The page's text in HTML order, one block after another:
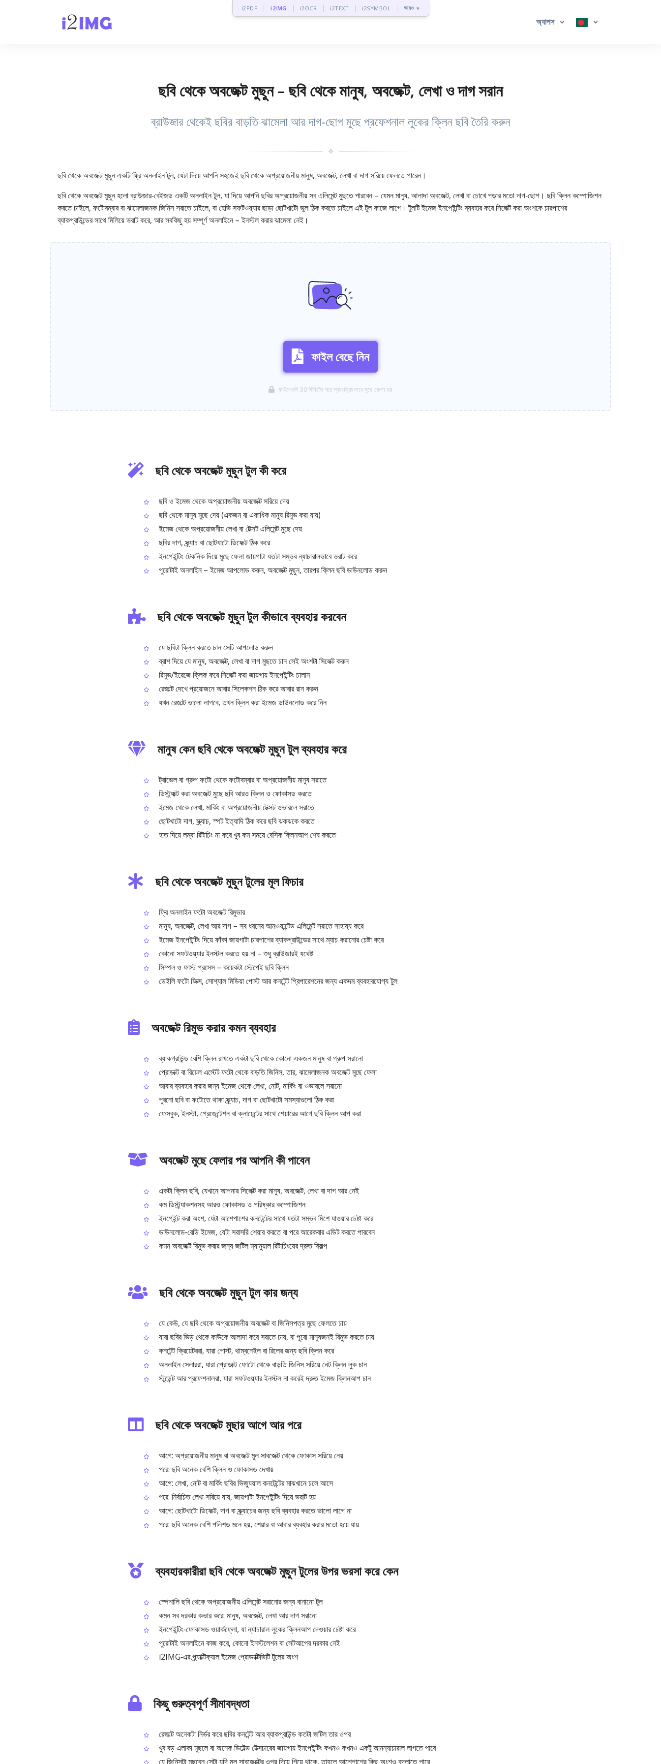
i2PDF i2IMG i2OCR i2TEXT i2SYMBOL আরও »
অ্যাপস
ছবি থেকে অবজেক্ট মুছুন – ছবি থেকে মানুষ, অবজেক্ট, লেখা ও দাগ সরান
ব্রাউজার থেকেই ছবির বাড়তি ঝামেলা আর দাগ‑ছোপ মুছে প্রফেশনাল লুকের ক্লিন ছবি তৈরি করুন
✧
ছবি থেকে অবজেক্ট মুছুন একটি ফ্রি অনলাইন টুল, যেটা দিয়ে আপনি সহজেই ছবি থেকে অপ্রয়োজনীয় মানুষ, অবজেক্ট, লেখা বা দাগ সরিয়ে ফেলতে পারেন।
ছবি থেকে অবজেক্ট মুছুন হলো ব্রাউজার‑বেইজড একটি অনলাইন টুল, যা দিয়ে আপনি ছবির অপ্রয়োজনীয় সব এলিমেন্ট মুছতে পারবেন – যেমন মানুষ, আলাদা অবজেক্ট, লেখা বা চোখে পড়ার মতো দাগ‑ছোপ। ছবি ক্লিন কম্পোজিশন
করতে চাইলে, ফটোবম্বার বা ঝামেলাজনক জিনিস সরাতে চাইলে, বা হেভি সফটওয়্যার ছাড়া ছোটখাটো ভুল ঠিক করতে চাইলে এই টুল কাজে লাগে। টুলটি ইমেজ ইনপেইন্টিং ব্যবহার করে সিলেক্ট করা অংশকে চারপাশের
ব্যাকগ্রাউন্ডের সাথে মিলিয়ে ভরাট করে, আর সবকিছু হয় সম্পূর্ণ অনলাইনে – ইনস্টল করার ঝামেলা নেই।
ফাইল বেছে নিন
ফাইলগুলি 30 মিনিটের পরে স্বয়ংক্রিয়ভাবে মুছে ফেলা হয়
ছবি থেকে অবজেক্ট মুছুন টুল কী করে
ছবি ও ইমেজ থেকে অপ্রয়োজনীয় অবজেক্ট সরিয়ে দেয়
ছবি থেকে মানুষ মুছে দেয় (একজন বা একাধিক মানুষ রিমুভ করা যায়)
ইমেজ থেকে অপ্রয়োজনীয় লেখা বা টেক্সট এলিমেন্ট মুছে দেয়
ছবির দাগ, স্ক্র্যাচ বা ছোটখাটো ডিফেক্ট ঠিক করে
ইনপেইন্টিং টেকনিক দিয়ে মুছে ফেলা জায়গাটা যতটা সম্ভব ন্যাচারালভাবে ভরাট করে
পুরোটাই অনলাইন – ইমেজ আপলোড করুন, অবজেক্ট মুছুন, তারপর ক্লিন ছবি ডাউনলোড করুন
ছবি থেকে অবজেক্ট মুছুন টুল কীভাবে ব্যবহার করবেন
যে ছবিটা ক্লিন করতে চান সেটি আপলোড করুন
ব্রাশ দিয়ে যে মানুষ, অবজেক্ট, লেখা বা দাগ মুছতে চান সেই অংশটা সিলেক্ট করুন
রিমুভ/ইরেজে ক্লিক করে সিলেক্ট করা জায়গায় ইনপেইন্টিং চালান
রেজাল্ট দেখে প্রয়োজনে আবার সিলেকশন ঠিক করে আবার রান করুন
যখন রেজাল্ট ভালো লাগবে, তখন ক্লিন করা ইমেজ ডাউনলোড করে নিন
মানুষ কেন ছবি থেকে অবজেক্ট মুছুন টুল ব্যবহার করে
ট্রাভেল বা গ্রুপ ফটো থেকে ফটোবম্বার বা অপ্রয়োজনীয় মানুষ সরাতে
ডিস্ট্র্যাক্ট করা অবজেক্ট মুছে ছবি আরও ক্লিন ও ফোকাসড করতে
ইমেজ থেকে লেখা, মার্কিং বা অপ্রয়োজনীয় টেক্সট ওভারলে সরাতে
ছোটখাটো দাগ, স্ক্র্যাচ, স্পট ইত্যাদি ঠিক করে ছবি ঝকঝকে করতে
হাত দিয়ে লম্বা রিটাচিং না করে খুব কম সময়ে বেসিক ক্লিনআপ শেষ করতে
ছবি থেকে অবজেক্ট মুছুন টুলের মূল ফিচার
ফ্রি অনলাইন ফটো অবজেক্ট রিমুভার
মানুষ, অবজেক্ট, লেখা আর দাগ – সব ধরনের আনওয়ান্টেড এলিমেন্ট সরাতে সাহায্য করে
ইমেজ ইনপেইন্টিং দিয়ে ফাঁকা জায়গাটা চারপাশের ব্যাকগ্রাউন্ডের সাথে ম্যাচ করানোর চেষ্টা করে
কোনো সফটওয়্যার ইনস্টল করতে হয় না – শুধু ব্রাউজারই যথেষ্ট
সিম্পল ও ফাস্ট প্রসেস – কয়েকটা স্টেপেই ছবি ক্লিন
ডেইলি ফটো ফিক্স, সোশ্যাল মিডিয়া পোস্ট আর কনটেন্ট প্রিপারেশনের জন্য একদম ব্যবহারযোগ্য টুল
অবজেক্ট রিমুভ করার কমন ব্যবহার
ব্যাকগ্রাউন্ড বেশি ক্লিন রাখতে একটা ছবি থেকে কোনো একজন মানুষ বা গ্রুপ সরানো
প্রোডাক্ট বা রিয়েল এস্টেট ফটো থেকে বাড়তি জিনিস, তার, ঝামেলাজনক অবজেক্ট মুছে ফেলা
আবার ব্যবহার করার জন্য ইমেজ থেকে লেখা, নোট, মার্কিং বা ওভারলে সরানো
পুরনো ছবি বা ফটোতে থাকা স্ক্র্যাচ, দাগ বা ছোটখাটো সমস্যাগুলো ঠিক করা
ফেসবুক, ইনস্টা, প্রেজেন্টেশন বা ক্লায়েন্টের সাথে শেয়ারের আগে ছবি ক্লিন আপ করা
অবজেক্ট মুছে ফেলার পর আপনি কী পাবেন
একটা ক্লিন ছবি, যেখানে আপনার সিলেক্ট করা মানুষ, অবজেক্ট, লেখা বা দাগ আর নেই
কম ডিস্ট্র্যাকশনসহ আরও ফোকাসড ও পরিষ্কার কম্পোজিশন
ইনপেইন্ট করা অংশ, যেটা আশেপাশের কনটেন্টের সাথে যতটা সম্ভব মিশে যাওয়ার চেষ্টা করে
ডাউনলোড‑রেডি ইমেজ, যেটা সরাসরি শেয়ার করতে বা পরে আরেকবার এডিট করতে পারবেন
কমন অবজেক্ট রিমুভ করার জন্য জটিল ম্যানুয়াল রিটাচিংয়ের দ্রুত বিকল্প
ছবি থেকে অবজেক্ট মুছুন টুল কার জন্য
যে কেউ, যে ছবি থেকে অপ্রয়োজনীয় অবজেক্ট বা জিনিসপত্র মুছে ফেলতে চায়
যারা ছবির ভিড় থেকে কাউকে আলাদা করে সরাতে চায়, বা পুরো মানুষজনই রিমুভ করতে চায়
কনটেন্ট ক্রিয়েটররা, যারা পোস্ট, থাম্বনেইল বা রিলের জন্য ছবি ক্লিন করে
অনলাইন সেলাররা, যারা প্রোডাক্ট ফোটো থেকে বাড়তি জিনিস সরিয়ে নেট ক্লিন লুক চান
স্টুডেন্ট আর প্রফেশনালরা, যারা সফটওয়্যার ইনস্টল না করেই দ্রুত ইমেজ ক্লিনআপ চান
ছবি থেকে অবজেক্ট মুছার আগে আর পরে
আগে: অপ্রয়োজনীয় মানুষ বা অবজেক্ট মূল সাবজেক্ট থেকে ফোকাস সরিয়ে নেয়
পরে: ছবি অনেক বেশি ক্লিন ও ফোকাসড দেখায়
আগে: লেখা, নোট বা মার্কিং ছবির ভিজ্যুয়াল কনটেন্টের মাঝখানে চলে আসে
পরে: নির্বাচিত লেখা সরিয়ে যায়, জায়গাটা ইনপেইন্টিং দিয়ে ভরাট হয়
আগে: ছোটখাটো ডিফেক্ট, দাগ বা স্ক্র্যাচের জন্য ছবি ব্যবহার করতে ভালো লাগে না
পরে: ছবি অনেক বেশি পলিশড মনে হয়, শেয়ার বা আবার ব্যবহার করার মতো হয়ে যায়
ব্যবহারকারীরা ছবি থেকে অবজেক্ট মুছুন টুলের উপর ভরসা করে কেন
স্পেশালি ছবি থেকে অপ্রয়োজনীয় এলিমেন্ট সরানোর জন্য বানানো টুল
কমন সব দরকার কভার করে: মানুষ, অবজেক্ট, লেখা আর দাগ সরানো
ইনপেইন্টিং‑ফোকাসড ওয়ার্কফ্লো, যা ন্যাচারাল লুকের ক্লিনআপ দেওয়ার চেষ্টা করে
পুরোটাই অনলাইনে কাজ করে, কোনো ইনস্টলেশন বা সেটআপের দরকার নেই
i2IMG‑এর প্র্যাক্টিক্যাল ইমেজ প্রোডাক্টিভিটি টুলের অংশ
কিছু গুরুত্বপূর্ণ সীমাবদ্ধতা
রেজাল্ট অনেকটা নির্ভর করে ছবির কনটেন্ট আর ব্যাকগ্রাউন্ড কতটা জটিল তার ওপর
খুব বড় এলাকা মুছলে বা অনেক ডিটেল্ড টেক্সচারের জায়গায় ইনপেইন্টিং কখনও কখনও একটু আনন্যাচারাল লাগতে পারে
যে জিনিসটা মুছবেন সেটা যদি মুল সাবজেক্টের ওপর দিয়ে গিয়ে থাকে, তাহলে আশেপাশের কিছু অংশও বদলাতে পারে